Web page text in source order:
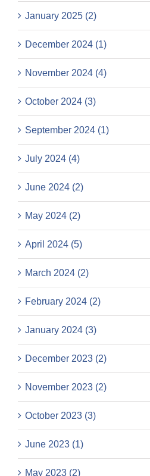
January 2025 (2)
December 2024 (1)
November 2024 (4)
October 2024 (3)
September 2024 (1)
July 2024 (4)
June 2024 (2)
May 2024 (2)
April 2024 (5)
March 2024 (2)
February 2024 (2)
January 2024 (3)
December 2023 (2)
November 2023 (2)
October 2023 (3)
June 2023 (1)
May 2023 (2)